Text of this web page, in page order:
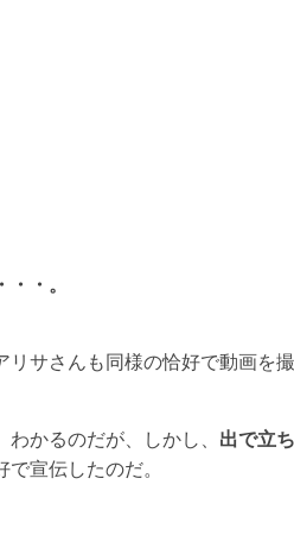
・。
サさんも同様の恰好で動画を
かるのだが、しかし、 出で立
宣伝したのだ。